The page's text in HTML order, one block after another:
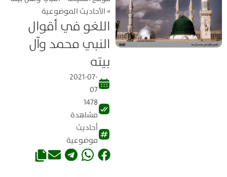
» الأحاديث الموضوعية
اللغو في أقوال
النبي محمد وآل
بيته
2021-07-
07
1478
مشاهدة
أحاديث
موضوعية